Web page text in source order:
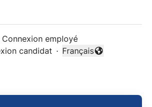
Connexion employé
candidat ·
Changer la langue
Français